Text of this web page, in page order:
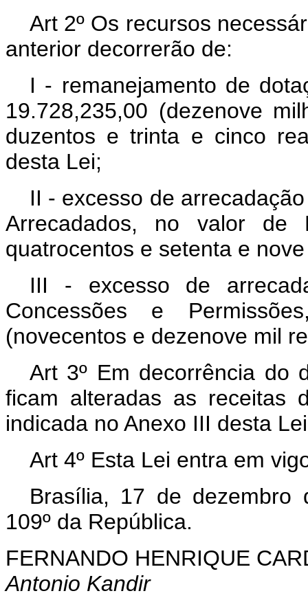
Art 2º Os recursos
anterior decorrerão de:
I - remanejamento de
19.728,235,00 (dezenove
duzentos e trinta e cinco
desta Lei;
II - excesso de
Arrecadados, no valor de
quatrocentos e setenta e
III - excesso de
Concessões e
(novecentos e dezenove mil
Art 3º Em decorrência do
ficam alteradas as receitas
indicada no Anexo III desta
Art 4º Esta Lei entra em
Brasília, 17 de dezembro
109º da República.
FERNANDO HENRIQUE
Antonio Kandir